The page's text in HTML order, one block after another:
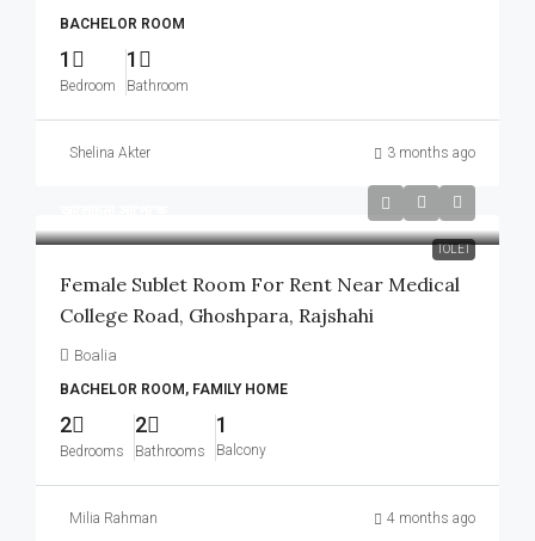
BACHELOR ROOM
1
Bedroom
1
Bathroom
Shelina Akter 3 months ago
TOLET
Female Sublet Room For Rent Near Medical
College Road, Ghoshpara, Rajshahi
Boalia
BACHELOR ROOM, FAMILY HOME
2
Bedrooms
2
Bathrooms
1
Balcony
Milia Rahman 4 months ago